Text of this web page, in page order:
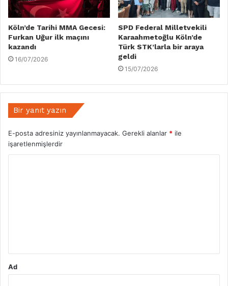
Köln’de Tarihi MMA Gecesi:
Furkan Uğur ilk maçını
kazandı
16/07/2026
SPD Federal Milletvekili
Karaahmetoğlu Köln’de
Türk STK’larla bir araya
geldi
15/07/2026
Bir yanıt yazın
E-posta adresiniz yayınlanmayacak. Gerekli alanlar * ile
işaretlenmişlerdir
Ad